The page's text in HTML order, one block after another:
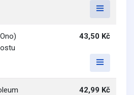
43,50 Kč
42,99 Kč